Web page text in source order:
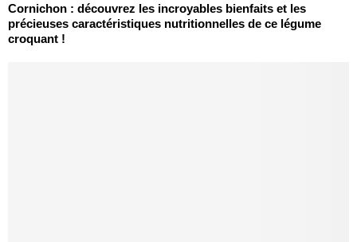
Cornichon : découvrez les incroyables bienfaits et les
précieuses caractéristiques nutritionnelles de ce légume
croquant !